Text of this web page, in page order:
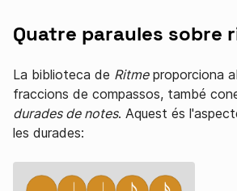
Quatre paraules sobre
La biblioteca de Ritmeproporciona
fraccions de compassos, també
durades de notes. Aquest és
les durades: